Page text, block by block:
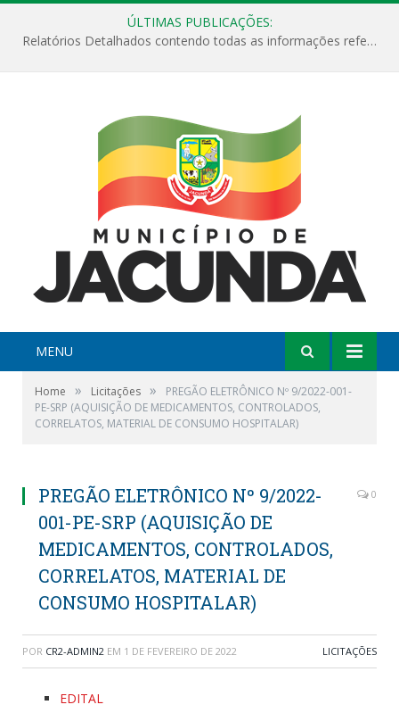
ÚLTIMAS PUBLICAÇÕES:
Relatórios Detalhados contendo todas as informações referentes a execução de recursos destinados ao fomento de projetos culturais no Município de Jacundá entre os anos de 2022 ao presente ano de 2026.
MENU
Home » Licitações »
PREGÃO ELETRÔNICO Nº 9/2022-001-
PE-SRP (AQUISIÇÃO DE MEDICAMENTOS, CONTROLADOS,
CORRELATOS, MATERIAL DE CONSUMO HOSPITALAR)
PREGÃO ELETRÔNICO Nº 9/2022-
001-PE-SRP (AQUISIÇÃO DE
MEDICAMENTOS, CONTROLADOS,
CORRELATOS, MATERIAL DE
CONSUMO HOSPITALAR)
0
POR CR2-ADMIN2 EM 1 DE FEVEREIRO DE 2022 LICITAÇÕES
EDITAL